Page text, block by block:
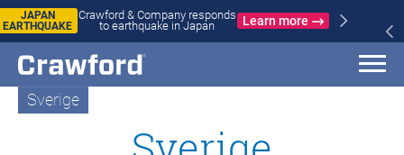
WILDFIRES
IN SPAIN
AND
Crawford & Company responds to
wildfires in Spain and France
Learn more
Sverige